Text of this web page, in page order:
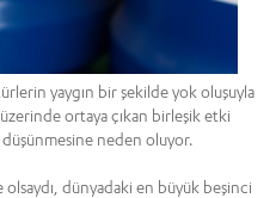
yaygın bir şekilde yok oluşuyla
ortaya çıkan birleşik etki
neden oluyor.
dünyadaki en büyük beşinci